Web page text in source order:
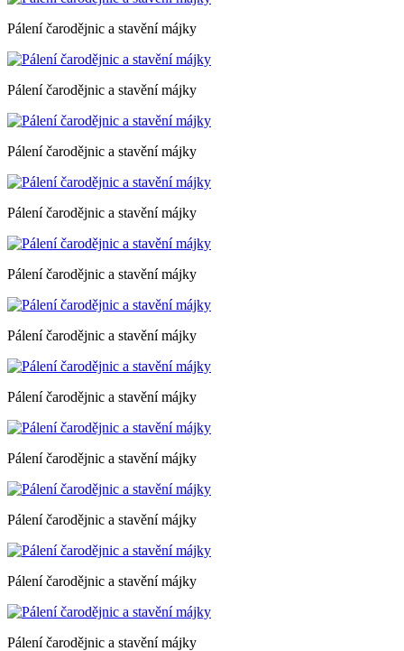
Pálení čarodějnic a stavění májky
Pálení čarodějnic a stavění májky
Pálení čarodějnic a stavění májky
Pálení čarodějnic a stavění májky
Pálení čarodějnic a stavění májky
Pálení čarodějnic a stavění májky
Pálení čarodějnic a stavění májky
Pálení čarodějnic a stavění májky
Pálení čarodějnic a stavění májky
Pálení čarodějnic a stavění májky
Pálení čarodějnic a stavění májky